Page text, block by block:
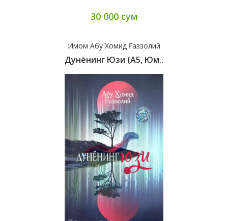
30 000 сум
Имом Абу Хомид Ғаззолий
Дунёнинг Юзи (А5, Юм..